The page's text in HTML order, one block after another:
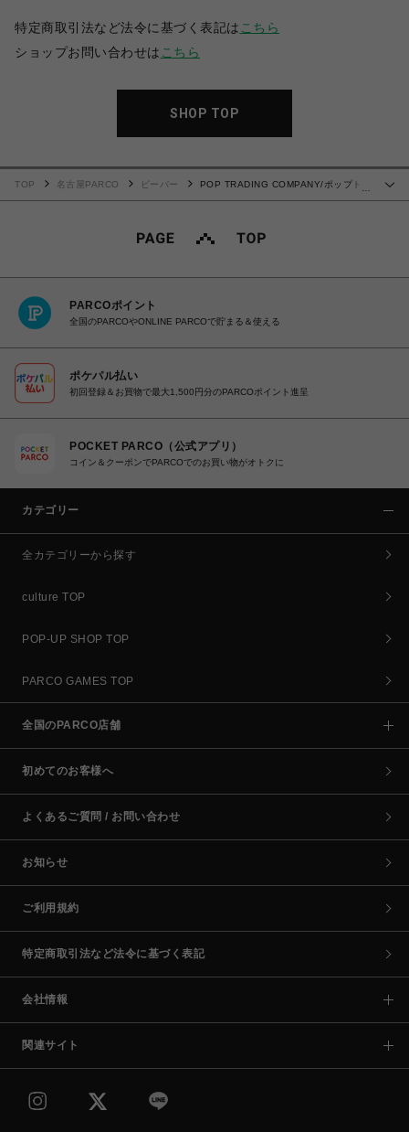
特定商取引法など法令に基づく表記は こちら
ショップお問い合わせは こちら
SHOP TOP
…
TOP 名古屋PARCO ビーバー
POP TRADING COMPANY/ポップトレ
PARCOポイント
全国のPARCOやONLINE PARCOで貯まる＆使える
ポケパル払い
初回登録＆お買物で最大1,500円分のPARCOポイント進呈
POCKET PARCO（公式アプリ）
コイン＆クーポンでPARCOでのお買い物がオトクに
カテゴリー
全カテゴリーから探す
culture TOP
POP-UP SHOP TOP
PARCO GAMES TOP
全国のPARCO店舗
初めてのお客様へ
よくあるご質問 / お問い合わせ
お知らせ
ご利用規約
特定商取引法など法令に基づく表記
会社情報
関連サイト